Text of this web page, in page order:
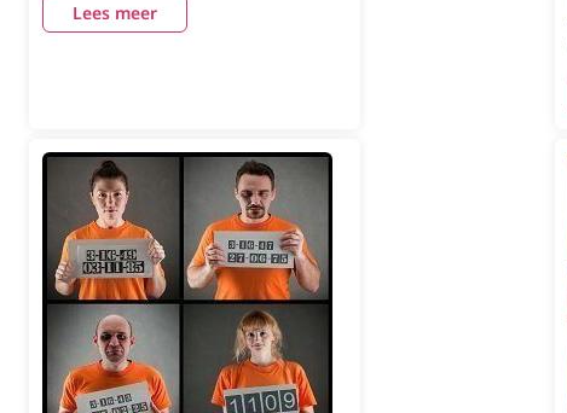
Lees meer